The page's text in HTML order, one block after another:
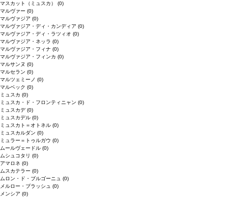
マスカット（ミュスカ） (0)
マルヴァー (0)
マルヴァジア (0)
マルヴァジア・ディ・カンディア (0)
マルヴァジア・ディ・ラツィオ (0)
マルヴァジア・ネッラ (0)
マルヴァジア・フィナ (0)
マルヴァジア・フィンカ (0)
マルサンヌ (0)
マルセラン (0)
マルツェミーノ (0)
マルベック (0)
ミュスカ (0)
ミュスカ・ド・フロンティニャン (0)
ミュスカデ(0)
ミュスカデル (0)
ミュスカト＝オトネル (0)
ミュスカルダン (0)
ミュラー＝トゥルガウ (0)
ムールヴェードル (0)
ムシュコタリ (0)
アマロネ (0)
ムスカテラー (0)
ムロン・ド・ブルゴーニュ (0)
メルロー・ブラッシュ (0)
メンシア (0)